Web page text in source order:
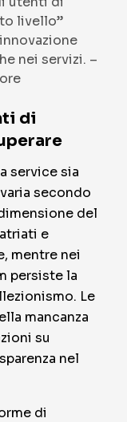
livello”
nei servizi. –
di
service sia
secondo
del
e
mentre nei
persiste la
Le
mancanza
su
nel
di